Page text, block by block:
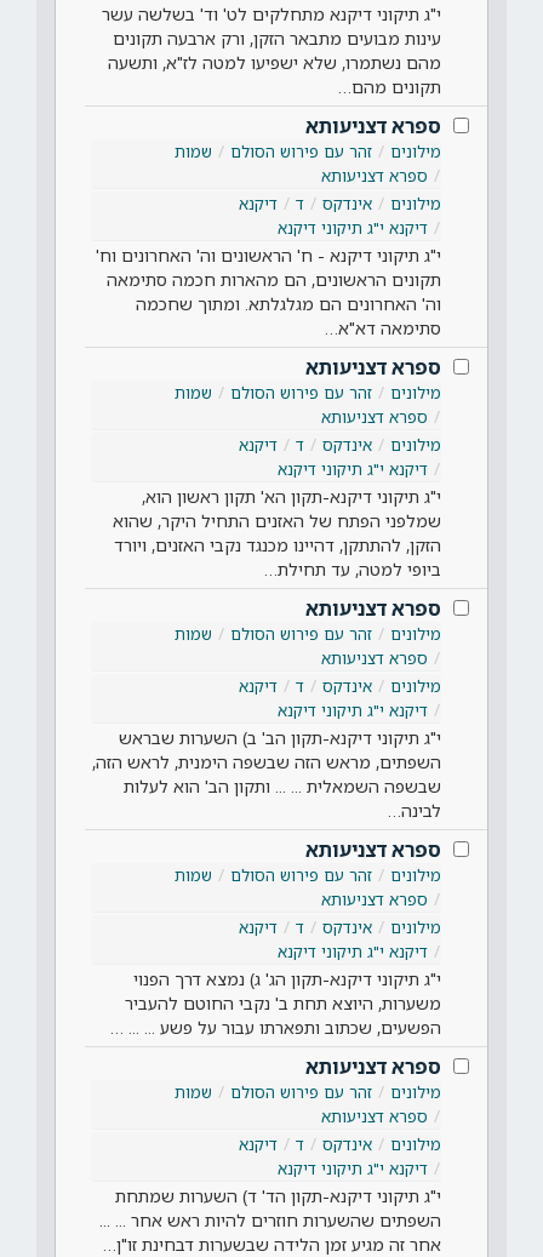
י"ג תיקוני דיקנא מתחלקים לט' וד' בשלשה עשר
עינות מבועים מתבאר הזקן, ורק ארבעה תקונים
מהם נשתמרו, שלא ישפיעו למטה לז"א, ותשעה
תקונים מהם…
ספרא דצניעותא
מילונים זהר עם פירוש הסולם
שמות
ספרא דצניעותא
מילונים
אינדקס ד
דיקנא
דיקנא י"ג תיקוני דיקנא
י"ג תיקוני דיקנא - ח' הראשונים וה' האחרונים וח'
תקונים הראשונים, הם מהארות חכמה סתימאה
וה' האחרונים הם מגלגלתא. ומתוך שחכמה
סתימאה דא"א…
ספרא דצניעותא
מילונים זהר עם פירוש הסולם
שמות
ספרא דצניעותא
מילונים
אינדקס ד
דיקנא
דיקנא י"ג תיקוני דיקנא
י"ג תיקוני דיקנא-תקון הא' תקון ראשון הוא,
שמלפני הפתח של האזנים התחיל היקר, שהוא
הזקן, להתתקן, דהיינו מכנגד נקבי האזנים, ויורד
ביופי למטה, עד תחילת…
ספרא דצניעותא
מילונים זהר עם פירוש הסולם
שמות
ספרא דצניעותא
מילונים
אינדקס ד
דיקנא
דיקנא י"ג תיקוני דיקנא
י"ג תיקוני דיקנא-תקון הב' ב) השערות שבראש
השפתים, מראש הזה שבשפה הימנית, לראש הזה,
שבשפה השמאלית ... ... ותקון הב' הוא לעלות
לבינה…
ספרא דצניעותא
מילונים זהר עם פירוש הסולם
שמות
ספרא דצניעותא
מילונים
אינדקס ד
דיקנא
דיקנא י"ג תיקוני דיקנא
י"ג תיקוני דיקנא-תקון הג' ג) נמצא דרך הפנוי
משערות, היוצא תחת ב' נקבי החוטם להעביר
הפשעים, שכתוב ותפארתו עבור על פשע ... ... …
ספרא דצניעותא
מילונים זהר עם פירוש הסולם
שמות
ספרא דצניעותא
מילונים
אינדקס ד
דיקנא
דיקנא י"ג תיקוני דיקנא
י"ג תיקוני דיקנא-תקון הד' ד) השערות שמתחת
השפתים שהשערות חוזרים להיות ראש אחר ... ...
אחר זה מגיע זמן הלידה שבשערות דבחינת זו"ן…